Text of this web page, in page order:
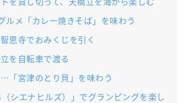
ルメ「カレー焼きそば」を味わう
恩寺でおみくじを引く
を自転車で渡る
「宮津のとり貝」を味わう
シエナヒルズ）」でグランピングを楽し